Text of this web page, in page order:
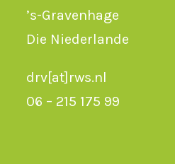
’s-Gravenhage
Die Niederlande
drv[at]rws.nl
06 – 215 175 99